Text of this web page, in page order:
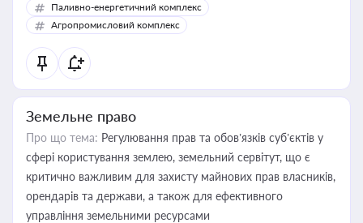
Паливно-енергетичний комплекс
Агропромисловий комплекс
Земельне право
Про що тема: Регулювання прав та обов’язків суб’єктів у
сфері користування землею, земельний сервітут, що є
критично важливим для захисту майнових прав власників,
орендарів та держави, а також для ефективного
управління земельними ресурсами